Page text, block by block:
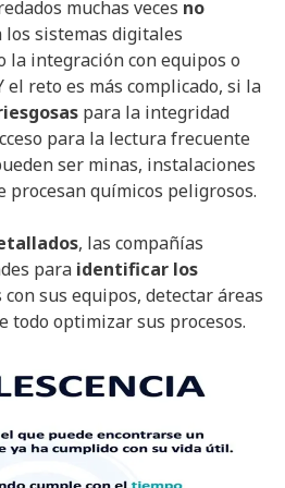
muchas veces no
los sistemas digitales
la integración con equipos o
el reto es más complicado, si la
para la integridad
para la lectura frecuente
ser minas, instalaciones
procesan químicos peligrosos.
, las compañías
para identificar los
sus equipos, detectar áreas
todo optimizar sus procesos.